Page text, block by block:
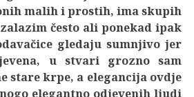
malih i prostih, ima skupih
često ali ponekad ipak
gledaju sumnjivo jer
u stvari grozno sam
stare krpe, a elegancija ovdje
elegantno odjevenih ljudi